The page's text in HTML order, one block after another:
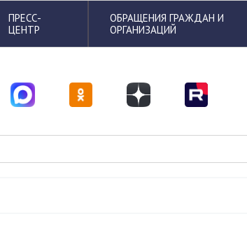
ПРЕСС-
ЦЕНТР
ОБРАЩЕНИЯ ГРАЖДАН И
ОРГАНИЗАЦИЙ